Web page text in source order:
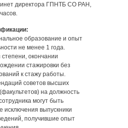
директора ГПНТБ СО РАН,
образование и опыт
не менее 1 года.
окончании
стажировки без
к стажу работы.
советов высших
на должность
могут быть
исключения выпускники
получившие опыт